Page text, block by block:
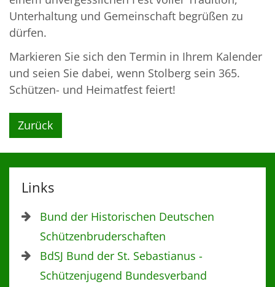
Unterhaltung und Gemeinschaft begrüßen zu
dürfen.
Markieren Sie sich den Termin in Ihrem Kalender
und seien Sie dabei, wenn Stolberg sein 365.
Schützen- und Heimatfest feiert!
Zurück
Links
Bund der Historischen Deutschen
Schützenbruderschaften
BdSJ Bund der St. Sebastianus -
Schützenjugend Bundesverband